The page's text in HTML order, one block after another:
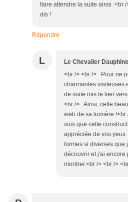
faire attendre la suite ainsi :<br
dis !
Répondre
L Le Chevalier
<br /> <br /> Pour ne
charmantes visiteuses
de suite mis le lien
<br /> Ainsi, cette
web de sa lumière !<br
suis que cette
appréciée de vos
formes si diverses que
découvrir et j'ai encore
montrer.<br /> <br />